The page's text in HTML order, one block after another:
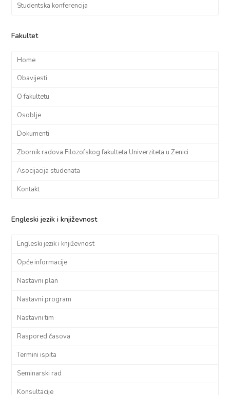
Studentska konferencija
Fakultet
Home
Obavijesti
O fakultetu
Osoblje
Dokumenti
Zbornik radova Filozofskog fakulteta Univerziteta u Zenici
Asocijacija studenata
Kontakt
Engleski jezik i književnost
Engleski jezik i književnost
Opće informacije
Nastavni plan
Nastavni program
Nastavni tim
Raspored časova
Termini ispita
Seminarski rad
Konsultacije